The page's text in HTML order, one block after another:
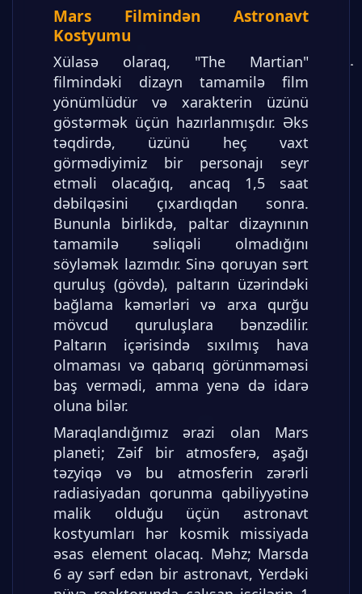
Mars Filmindən Astronavt
Kostyumu
Xülasə olaraq, "The Martian"
filmindəki dizayn tamamilə film
yönümlüdür və xarakterin üzünü
göstərmək üçün hazırlanmışdır. Əks
təqdirdə, üzünü heç vaxt
görmədiyimiz bir personajı seyr
etməli olacağıq, ancaq 1,5 saat
dəbilqəsini çıxardıqdan sonra.
Bununla birlikdə, paltar dizaynının
tamamilə səliqəli olmadığını
söyləmək lazımdır. Sinə qoruyan sərt
quruluş (gövdə), paltarın üzərindəki
bağlama kəmərləri və arxa qurğu
mövcud quruluşlara bənzədilir.
Paltarın içərisində sıxılmış hava
olmaması və qabarıq görünməməsi
baş vermədi, amma yenə də idarə
oluna bilər.
Maraqlandığımız ərazi olan Mars
planeti; Zəif bir atmosferə, aşağı
təzyiqə və bu atmosferin zərərli
radiasiyadan qorunma qabiliyyətinə
malik olduğu üçün astronavt
kostyumları hər kosmik missiyada
əsas element olacaq. Məhz; Marsda
6 ay sərf edən bir astronavt, Yerdəki